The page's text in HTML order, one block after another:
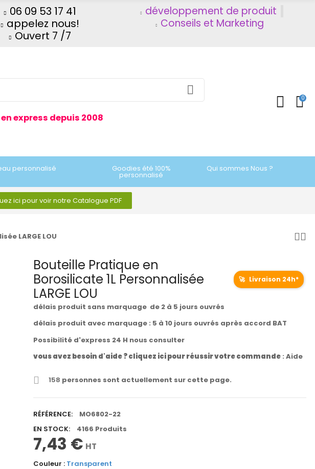
06 09 53 17 41
appelez nous!
Ouvert 7 /7
développement de produit
Conseils et Marketing
express depuis 2008
0
personnalisé Goodies été 100%
personnalisé
Qui sommes Nous ?
ici pour voir notre Catalogue PDF
LARGE LOU
Bouteille Pratique en
Borosilicate 1L Personnalisée
LARGE LOU
🚀 Livraison 24h*
délais produit sans marquage de 2 à 5 jours ouvrés
délais produit avec marquage : 5 à 10 jours ouvrés après accord BAT
Possibilité d'express 24 H nous consulter
vous avez besoin d'aide ? cliquez ici pour réussir votre commande: Aide
158 personnes sont actuellement sur cette page.
RÉFÉRENCE:
MO6802-22
EN STOCK:
4166 Produits
7,43 € HT
Couleur : Transparent